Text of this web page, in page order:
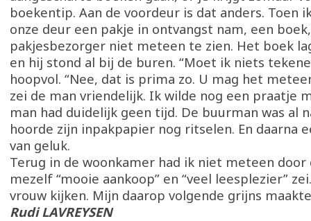
boekentip. Aan de voordeur is dat anders. Toen
onze deur een pakje in ontvangst nam, een
pakjesbezorger niet meteen te zien. Het boek
en hij stond al bij de buren. “Moet ik niets
hoopvol. “Nee, dat is prima zo. U mag het
zei de man vriendelijk. Ik wilde nog een praatje
man had duidelijk geen tijd. De buurman was al
hoorde zijn inpakpapier nog ritselen. En daarna
van geluk.
Terug in de woonkamer had ik niet meteen
mezelf “mooie aankoop” en “veel leesplezier”
vrouw kijken. Mijn daarop volgende grijns
Rudi LAVREYSEN